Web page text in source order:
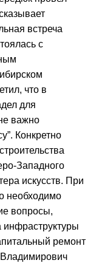
встреча
с
что в
для
важно
Конкретно
Западного
искусств. При
необходимо
вопросы,
инфраструктуры
ремонт